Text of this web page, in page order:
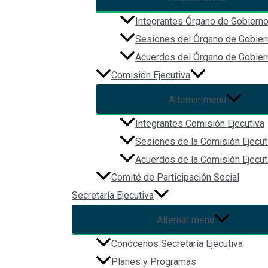
Integrantes Órgano de Gobierno
Sesiones del Órgano de
Acuerdos del Órgano de
Comisión Ejecutiva
Alternar menú
Integrantes Comisión Ejecutiva
Sesiones de la Comisión
Acuerdos de la Comisión
Comité de Participación Social
Secretaría Ejecutiva
Alternar menú
Conócenos Secretaría Ejecutiva
Planes y Programas
Biblioteca Digital